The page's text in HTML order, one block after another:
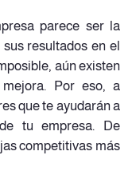
parece ser la
resultados en el
aún existen
Por eso, a
que te ayudarán a
tu empresa. De
competitivas más